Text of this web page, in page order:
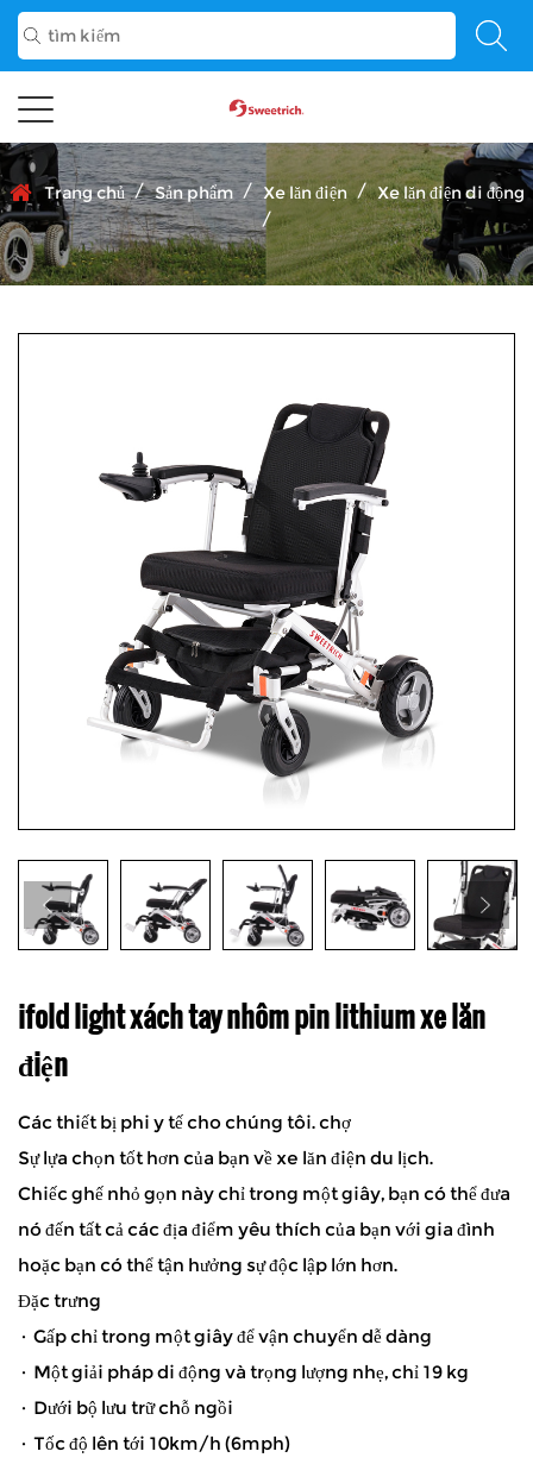
Trang chủ / Sản phẩm / Xe lăn điện / Xe lăn điện di động
/
ifold light xách tay nhôm pin lithium xe lăn
điện
Các thiết bị phi y tế cho chúng tôi. chợ
Sự lựa chọn tốt hơn của bạn về xe lăn điện du lịch.
Chiếc ghế nhỏ gọn này chỉ trong một giây, bạn có thể đưa
nó đến tất cả các địa điểm yêu thích của bạn với gia đình
hoặc bạn có thể tận hưởng sự độc lập lớn hơn.
Đặc trưng
· Gấp chỉ trong một giây để vận chuyển dễ dàng
· Một giải pháp di động và trọng lượng nhẹ, chỉ 19 kg
· Dưới bộ lưu trữ chỗ ngồi
· Tốc độ lên tới 10km/h (6mph)